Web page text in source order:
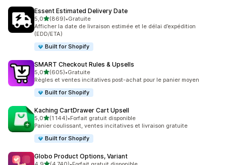
Essent Estimated Delivery Date
5,0étoile(s) sur 5
(869)
869 avis au total
•Gratuite
Afficher la date de livraison estimée et le délai d’expédition
(EDD/ETA)
Built for Shopify
SMART Checkout Rules & Upsells
5,0étoile(s) sur 5
(605)
605 avis au total
•Gratuite
Règles et ventes incitatives post-achat pour le panier moyen
Built for Shopify
Kaching CartDrawer Cart Upsell
5,0étoile(s) sur 5
(1 144)
1144 avis au total
•Forfait gratuit disponible
Panier coulissant, ventes incitatives et livraison gratuite
Built for Shopify
Globo Product Options, Variant
étoile(s) sur 5